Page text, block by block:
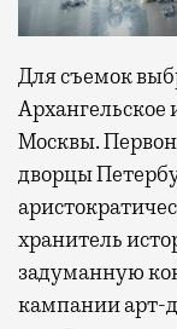
Для съемок
Архангельское
Москвы.
дворцы
хранитель
задуманную
кампании арт-